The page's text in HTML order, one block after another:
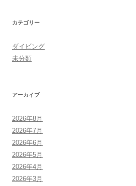
カテゴリー
ダイビング
未分類
アーカイブ
2026年8月
2026年7月
2026年6月
2026年5月
2026年4月
2026年3月